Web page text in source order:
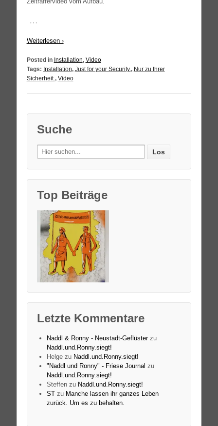
…
Wei­ter­le­sen ›
Posted in Installation, Video
Tags: Installation, Just for your Security., Nur zu Ihrer
Sicherheit., Video
Suche
Search
for:
Top Beiträge
Letzte Kommentare
Naddl & Ronny - Neustadt-Geflüsterzu
Naddl.und.Ronny.siegt!
Helgezu Naddl.und.Ronny.siegt!
"Naddl und Ronny" - Friese Journal zu
Naddl.und.Ronny.siegt!
Steffenzu Naddl.und.Ronny.siegt!
STzu Manche lassen ihr ganzes Leben
zurück. Um es zu behalten.